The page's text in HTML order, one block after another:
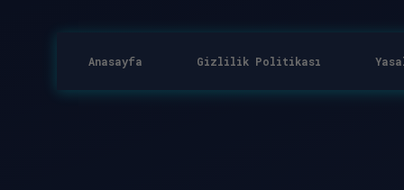
Anasayfa Gizlilik Politikası